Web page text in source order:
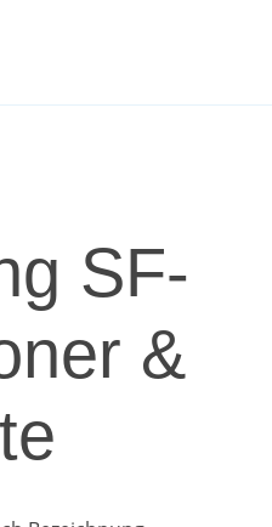
SF-
&